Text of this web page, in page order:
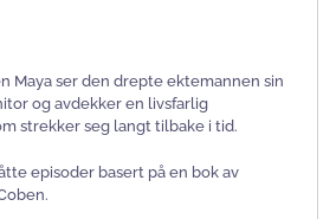
Maya ser den drepte ektemannen sin
og avdekker en livsfarlig
strekker seg langt tilbake i tid.
episoder basert på en bok av